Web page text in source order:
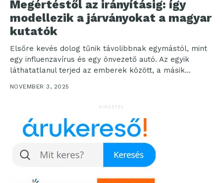
Megértéstől az irányításig: így
modellezik a járványokat a magyar
kutatók
Elsőre kevés dolog tűnik távolibbnak egymástól, mint
egy influenzavírus és egy önvezető autó. Az egyik
láthatatlanul terjed az emberek között, a másik
NOVEMBER 3, 2025
HIRDETÉS